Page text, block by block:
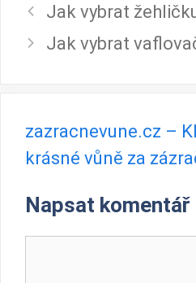
Jak vybrat
Jak vybrat
zazracnevune.cz –
krásné vůně za
Napsat komentář